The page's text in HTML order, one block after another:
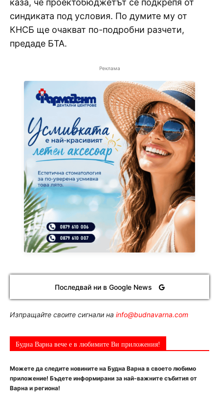
каза, че проектобюджетът се подкрепя от
синдиката под условия. По думите му от
КНСБ ще очакват по-подробни разчети,
предаде БТА.
Реклама
Последвай ни в Google News
Изпращайте своите сигнали на info@budnavarna.com
Будна Варна вече е в любимите Ви приложения!
Можете да следите новините на Будна Варна в своето любимо
приложение! Бъдете информирани за най-важните събития от
Варна и региона!